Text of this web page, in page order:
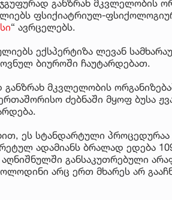
განზრახ მკვლელობის
ფსიქიატრიულ-
“ ავრცელებს.
ექსპერტიზა ლევან
ბიუროში ჩაუტარდებათ.
მკვლელობის
ძებნაში მყოფ ბუსა
ეს სტანდარტული პროცედურაა
ადამიანს ბრალად ედება
განსაკუთრებული
არც ერთ მხარეს არ